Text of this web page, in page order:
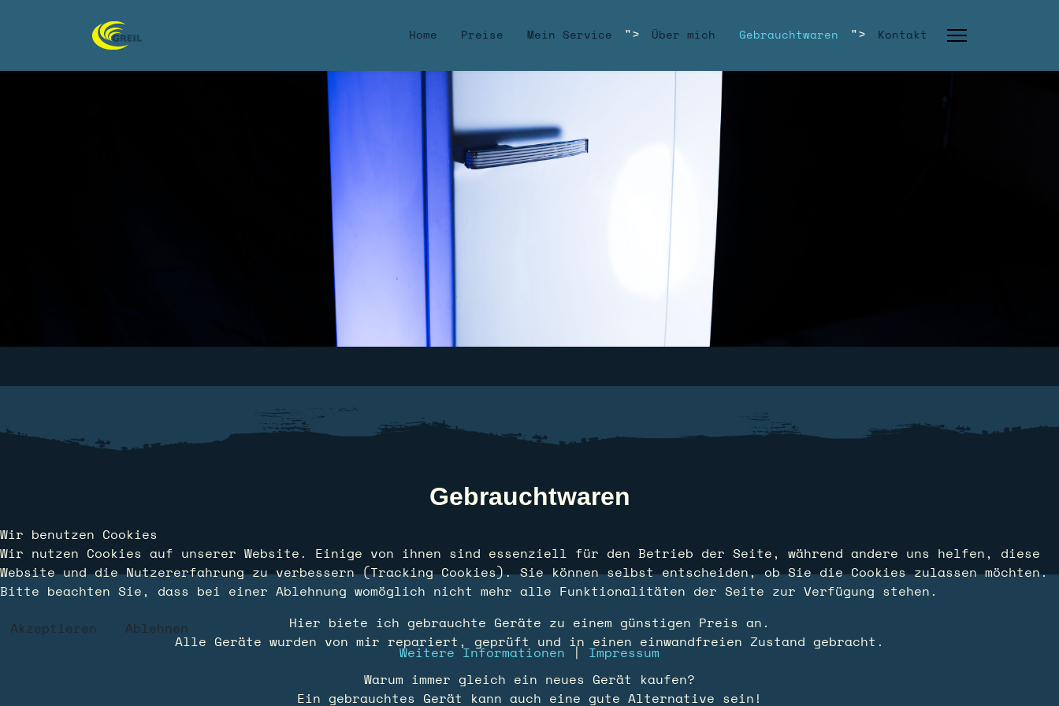
Home Preise Mein Service "> Über mich Gebrauchtwaren "> Kontakt
Gebrauchtwaren
Hier biete ich gebrauchte Geräte zu einem günstigen Preis an.
Alle Geräte wurden von mir repariert, geprüft und in einen einwandfreien Zustand gebracht.
Warum immer gleich ein neues Gerät kaufen?
Ein gebrauchtes Gerät kann auch eine gute Alternative sein!
Wir benutzen Cookies
Wir nutzen Cookies auf unserer Website. Einige von ihnen sind essenziell für den Betrieb der Seite, während andere uns helfen, diese
Website und die Nutzererfahrung zu verbessern (Tracking Cookies). Sie können selbst entscheiden, ob Sie die Cookies zulassen möchten.
Bitte beachten Sie, dass bei einer Ablehnung womöglich nicht mehr alle Funktionalitäten der Seite zur Verfügung stehen.
Akzeptieren
Ablehnen
Weitere Informationen
Impressum